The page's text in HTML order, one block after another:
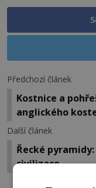
Předchozí článek
Kostnice a
anglického
Další článek
Řecké
civilizace